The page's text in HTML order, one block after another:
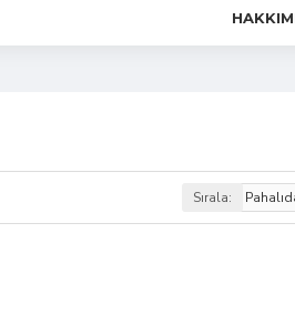
Sırala: